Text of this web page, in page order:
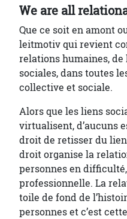
We are all
Que ce soit en amont
leitmotiv qui revient
relations humaines,
sociales, dans toutes
collective et sociale.
Alors que les liens
virtualisent, d’aucuns
droit de retisser du
droit organise la
personnes en
professionnelle. La
toile de fond de
personnes et c’est